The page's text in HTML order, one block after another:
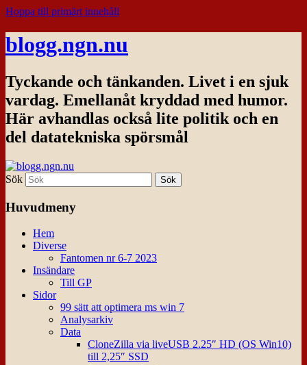
Hoppa till primärt innehåll
blogg.ngn.nu
Tyckande och tänkanden. Livet i en sjuk
vardag. Emellanåt kryddad med humor.
Här avhandlas också lite politik och en
del datatekniska spörsmål
Sök
Huvudmeny
Hem
Diverse
Fantomen nr 6-7 2023
Insändare
Till GP
Sidor
99 sätt att optimera ms win 7
Analysarkiv
Data
CloneZilla via liveUSB 2.25″ HD (OS Win10)
till 2,25″ SSD